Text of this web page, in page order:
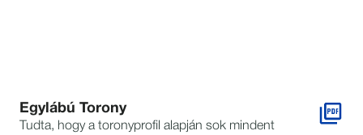
Egylábú Torony
Tudta, hogy a toronyprofil alapján sok mindent